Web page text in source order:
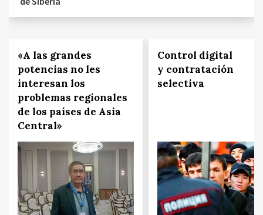
«A las grandes
potencias no les
interesan los
problemas regionales
de los países de Asia
Central»
Control digital
y contratación
selectiva